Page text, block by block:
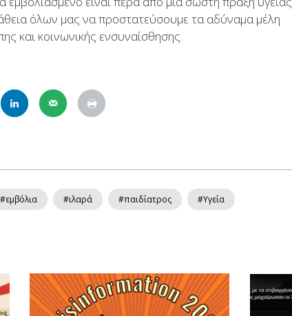
όλων μας να προστατεύσουμε τα αδύναμα μέλη
και κοινωνικής ενσυναίσθησης.
#εμβόλια #ιλαρά #παιδίατρος #Υγεία